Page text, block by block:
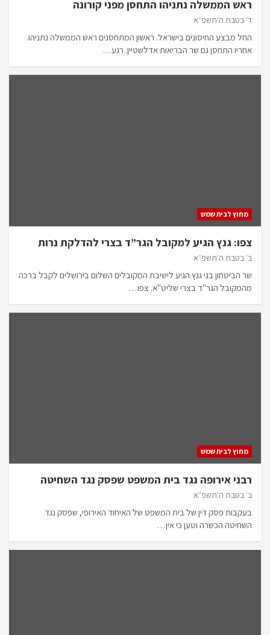
ראש הממשלה נתניהו התחסן מפני קורונה
ד׳ בטבת ה׳תשפ״א
החל מבצע החיסונים בישראל. ראשון המתחסנים ראש הממשלה נתניהו.
אחריו התחסן גם שר הבריאות אדלשטיין. רגע…
מחוץ לבית שמש
צפו: גנץ הגיע למקובל הגר”ד בצרי להדלקת נרות
ב׳ בטבת ה׳תשפ״א
שר הביטחון בני גנץ הגיע לישיבת המקובלים השלום בירושלים לקבל ברכה
מהמקובל הגר"ד בצרי שליט"א. צפו…
מחוץ לבית שמש
רבני אירופה נגד בית המשפט שפסק נגד השחיטה
ב׳ בטבת ה׳תשפ״א
בעקבות פסק דין של בית המשפט של האיחוד האירופי, שפסק נגד
השחיטה הכשרה וטען כי אין…